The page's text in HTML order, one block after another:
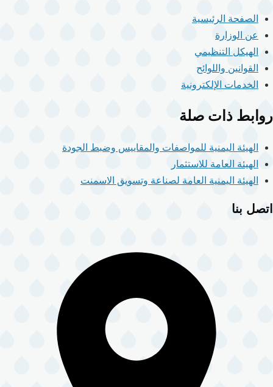
الصفحة الرئيسية
عن الوزارة
الهيكل التنظيمي
القوانين واللوائح
الخدمات الإلكترونية
روابط ذات صلة
الهيئة اليمنية للمواصفات والمقاييس وضبط الجودة
الهيئة العامة للاستثمار
الهيئة اليمنية العامة لصناعة وتسويق الاسمنت
اتصل بنا